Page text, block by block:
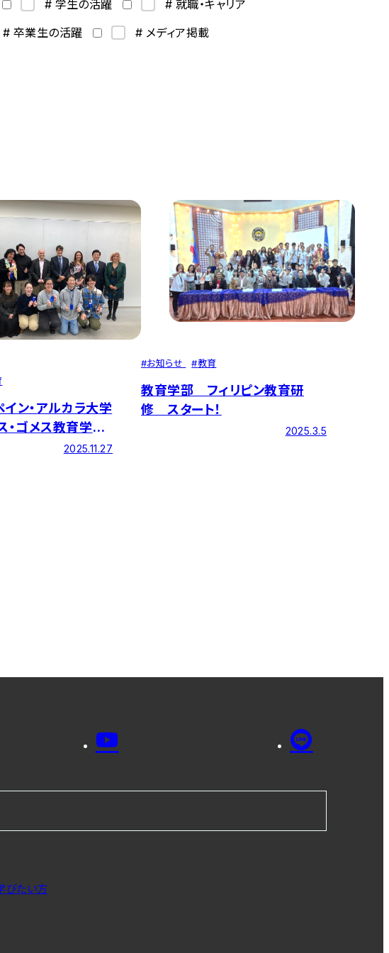
# 学生の活躍
# 就職・キャリア
# 卒業生の活躍
# メディア掲載
ン・アルカラ大学
・ゴメス教育学部
教育学部生との交
2025.11.27
#お知らせ #教育
教育学部 フィリピン教育研
修 スタート！
2025.3.5
びたい方